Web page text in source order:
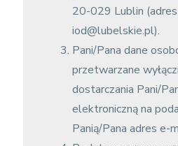
20-029 Lublin
iod@lubelskie.pl).
Pani/Pana dane
przetwarzane
dostarczania Pani/
elektroniczną na
Panią/Pana adres